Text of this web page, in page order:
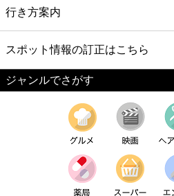
行き方案内
スポット情報の訂正はこちら
ジャンルでさがす